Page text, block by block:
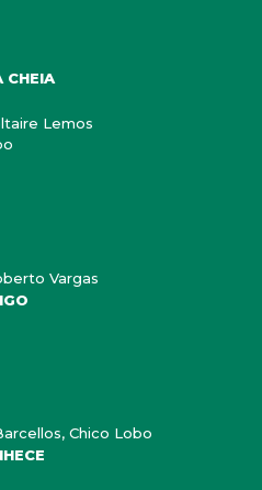
CHEIA
Lemos
Vargas
Chico Lobo